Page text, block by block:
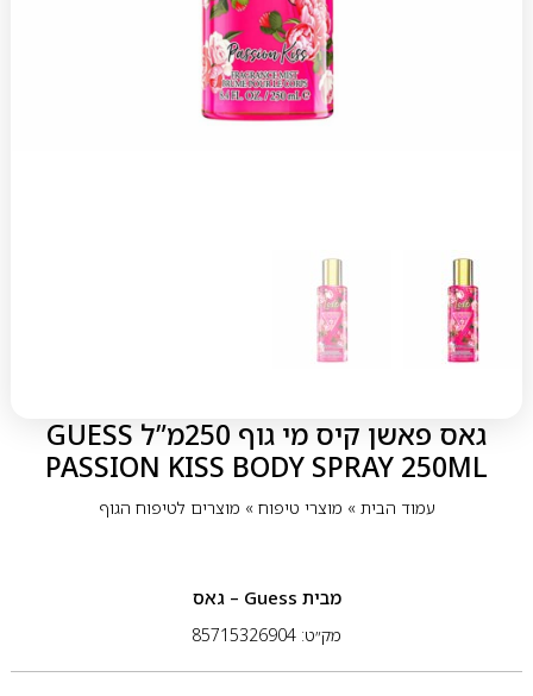
גאס פאשן קיס מי גוף 250מ”ל GUESS
PASSION KISS BODY SPRAY 250ML
עמוד הבית» מוצרי טיפוח» מוצרים לטיפוח הגוף
מבית Guess – גאס
מק״ט: 85715326904